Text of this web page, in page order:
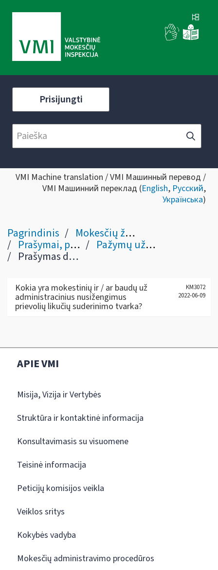
Prisijungti
VMI Machine translation / VMI Машинный перевод /
VMI Машинний переклад (English, Русский,
Українська)
Pagrindinis Mokesčių žinynas
Prašymai, pažymos ir mokėjimo duomenys Pažymų užsakymas ir prašymų teikimas
Prašymas dėl likučių suderinimo akto (FR0299)
Kokia yra mokestinių ir / ar baudų už
administracinius nusižengimus
prievolių likučių suderinimo tvarka?
KM3072
2022-06-09
APIE VMI
Misija, Vizija ir Vertybės
Struktūra ir kontaktinė informacija
Konsultavimasis su visuomene
Teisinė informacija
Peticijų komisijos veikla
Veiklos sritys
Kokybės vadyba
Mokesčių administravimo procedūros